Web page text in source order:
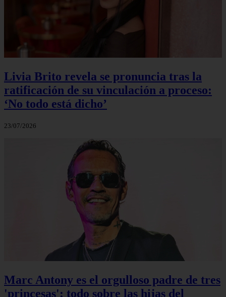
Livia Brito revela se pronuncia tras la
ratificación de su vinculación a proceso:
‘No todo está dicho’
23/07/2026
Marc Antony es el orgulloso padre de tres
'princesas': todo sobre las hijas del